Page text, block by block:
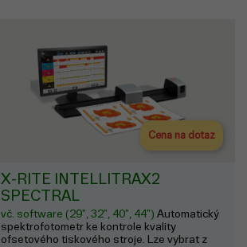
Cena na dotaz
X-RITE INTELLITRAX2
SPECTRAL
vč. software (29", 32", 40", 44")Automatický
spektrofotometr ke kontrole kvality
ofsetového tiskového stroje. Lze vybrat z